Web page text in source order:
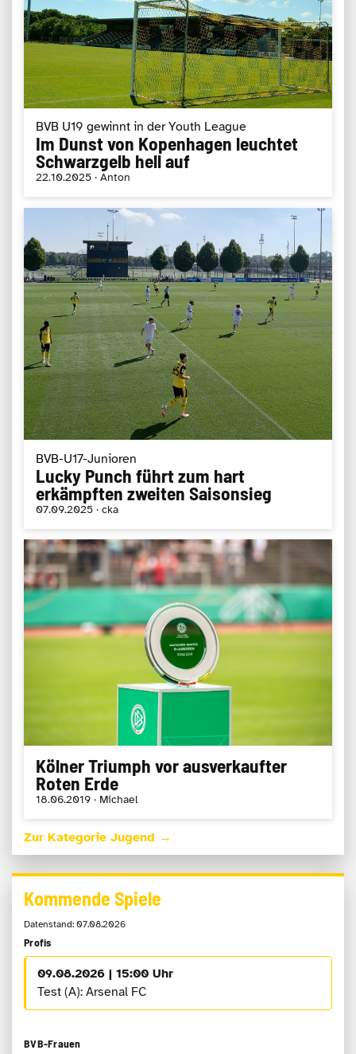
BVB U19 gewinnt in der Youth League
Im Dunst von Kopenhagen leuchtet
Schwarzgelb hell auf
22.10.2025 · Anton
BVB-U17-Junioren
Lucky Punch führt zum hart
erkämpften zweiten Saisonsieg
07.09.2025 · cka
Kölner Triumph vor ausverkaufter
Roten Erde
18.06.2019 · Michael
Zur Kategorie Jugend →
Kommende Spiele
Datenstand: 07.08.2026
Profis
09.08.2026 | 15:00 Uhr
Test (A): Arsenal FC
BVB-Frauen